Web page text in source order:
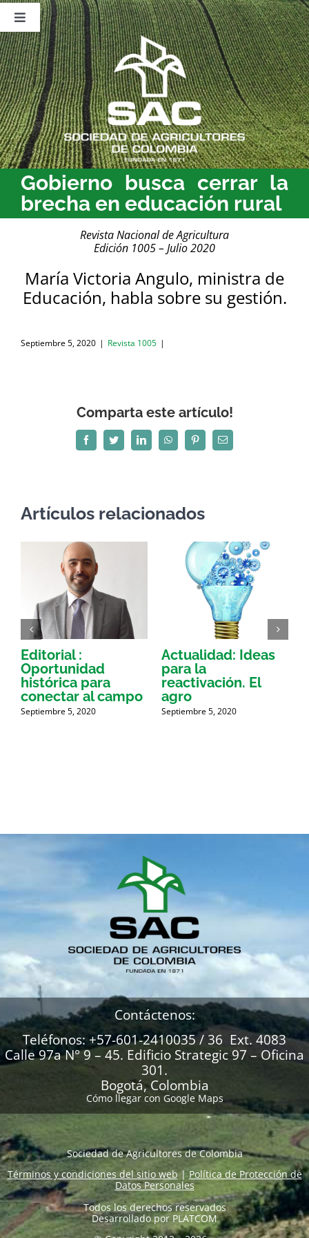
Saltar
contenido
Toggle
Navigation
Nosotros
Publicaciones
Sala de Prensa
Eventos
Gobierno busca cerrar la
brecha en educación rural
Revista Nacional de Agricultura
Edición 1005 – Julio 2020
María Victoria Angulo, ministra de
Educación, habla sobre su gestión.
Septiembre 5, 2020 | Revista 1005 |
Comparta este artículo!
FacebookTwitterLinkedInWhatsAppPinterestCorreo
electrónico
Artículos relacionados
Editorial :
Oportunidad
histórica para
conectar al campo
Septiembre 5, 2020
Actualidad: Ideas
para la
reactivación. El
agro
Septiembre 5, 2020
Contáctenos:
Teléfonos: +57-601-2410035 / 36 Ext. 4083
Calle 97a N° 9 – 45. Edificio Strategic 97 – Oficina
301.
Bogotá, Colombia
Cómo llegar con Google Maps
Sociedad de Agricultores de Colombia
Términos y condiciones del sitio web|Política de Protección de
Datos Personales
Todos los derechos reservados
Desarrollado por PLATCOM